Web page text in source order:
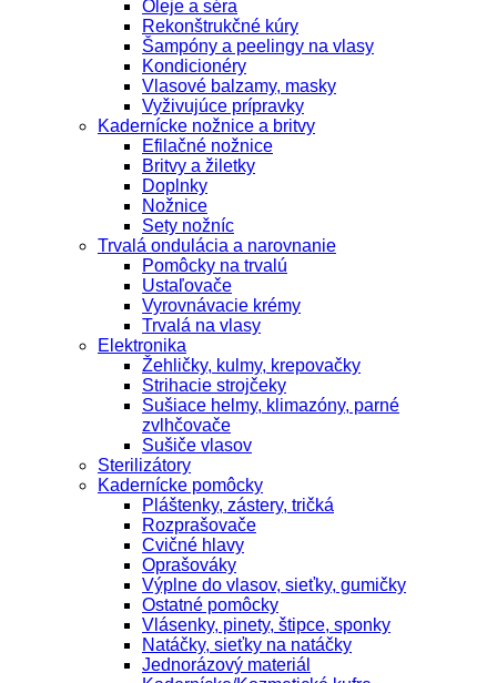
Oleje a séra
Rekonštrukčné kúry
Šampóny a peelingy na vlasy
Kondicionéry
Vlasové balzamy, masky
Vyživujúce prípravky
Kadernícke nožnice a britvy
Efilačné nožnice
Britvy a žiletky
Doplnky
Nožnice
Sety nožníc
Trvalá ondulácia a narovnanie
Pomôcky na trvalú
Ustaľovače
Vyrovnávacie krémy
Trvalá na vlasy
Elektronika
Žehličky, kulmy, krepovačky
Strihacie strojčeky
Sušiace helmy, klimazóny, parné
zvlhčovače
Sušiče vlasov
Sterilizátory
Kadernícke pomôcky
Pláštenky, zástery, tričká
Rozprašovače
Cvičné hlavy
Oprašováky
Výplne do vlasov, sieťky, gumičky
Ostatné pomôcky
Vlásenky, pinety, štipce, sponky
Natáčky, sieťky na natáčky
Jednorázový materiál